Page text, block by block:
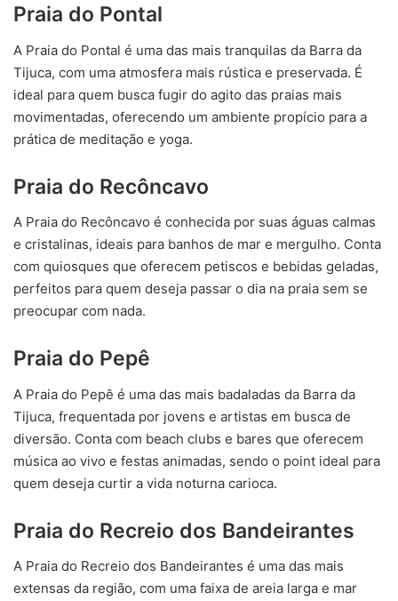
Praia do Pontal
A Praia do Pontal é uma das mais tranquilas da Barra da
Tijuca, com uma atmosfera mais rústica e preservada. É
ideal para quem busca fugir do agito das praias mais
movimentadas, oferecendo um ambiente propício para a
prática de meditação e yoga.
Praia do Recôncavo
A Praia do Recôncavo é conhecida por suas águas calmas
e cristalinas, ideais para banhos de mar e mergulho. Conta
com quiosques que oferecem petiscos e bebidas geladas,
perfeitos para quem deseja passar o dia na praia sem se
preocupar com nada.
Praia do Pepê
A Praia do Pepê é uma das mais badaladas da Barra da
Tijuca, frequentada por jovens e artistas em busca de
diversão. Conta com beach clubs e bares que oferecem
música ao vivo e festas animadas, sendo o point ideal para
quem deseja curtir a vida noturna carioca.
Praia do Recreio dos Bandeirantes
A Praia do Recreio dos Bandeirantes é uma das mais
extensas da região, com uma faixa de areia larga e mar